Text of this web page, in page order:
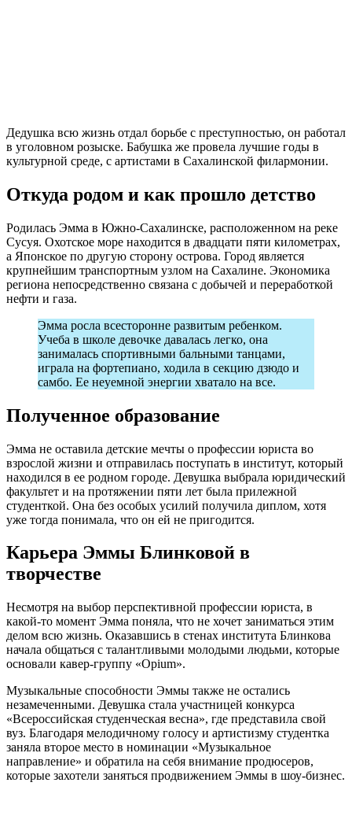
Дедушка всю жизнь отдал борьбе с преступностью, он работал
в уголовном розыске. Бабушка же провела лучшие годы в
культурной среде, с артистами в Сахалинской филармонии.
Откуда родом и как прошло детство
Родилась Эмма в Южно-Сахалинске, расположенном на реке
Сусуя. Охотское море находится в двадцати пяти километрах,
а Японское по другую сторону острова. Город является
крупнейшим транспортным узлом на Сахалине. Экономика
региона непосредственно связана с добычей и переработкой
нефти и газа.
Эмма росла всесторонне развитым ребенком.
Учеба в школе девочке давалась легко, она
занималась спортивными бальными танцами,
играла на фортепиано, ходила в секцию дзюдо и
самбо. Ее неуемной энергии хватало на все.
Полученное образование
Эмма не оставила детские мечты о профессии юриста во
взрослой жизни и отправилась поступать в институт, который
находился в ее родном городе. Девушка выбрала юридический
факультет и на протяжении пяти лет была прилежной
студенткой. Она без особых усилий получила диплом, хотя
уже тогда понимала, что он ей не пригодится.
Карьера Эммы Блинковой в
творчестве
Несмотря на выбор перспективной профессии юриста, в
какой-то момент Эмма поняла, что не хочет заниматься этим
делом всю жизнь. Оказавшись в стенах института Блинкова
начала общаться с талантливыми молодыми людьми, которые
основали кавер-группу «Opium».
Музыкальные способности Эммы также не остались
незамеченными. Девушка стала участницей конкурса
«Всероссийская студенческая весна», где представила свой
вуз. Благодаря мелодичному голосу и артистизму студентка
заняла второе место в номинации «Музыкальное
направление» и обратила на себя внимание продюсеров,
которые захотели заняться продвижением Эммы в шоу-бизнес.